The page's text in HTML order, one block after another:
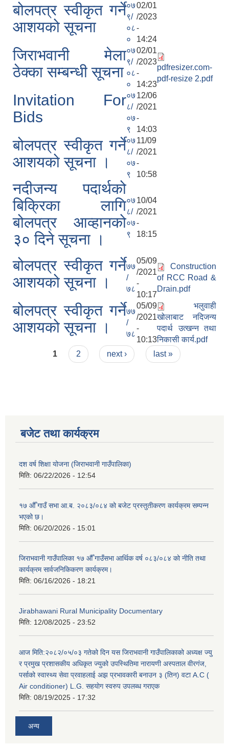
बोलपत्र स्वीकृत गर्ने
आशयको सूचना
०७
९/
०८
०
02/01
/2023
-
14:24
जिराभवानी मेला
ठेक्का सम्बन्धी सूचना
०७
९/
०८
०
02/01
/2023
-
14:23
pdfresizer.com-
pdf-resize 2.pdf
Invitation For
Bids
०७
८/
०७
९
12/06
/2021
-
14:03
बोलपत्र स्वीकृत गर्ने
आशयको सूचना ।
०७
८/
०७
९
11/09
/2021
-
10:58
नदीजन्य पदार्थको
बिक्रिका लागि
बोलपत्र आव्हानको
३० दिने सूचना ।
०७
८/
०७
९
10/04
/2021
-
18:15
बोलपत्र स्वीकृत गर्ने
आशयको सूचना ।
७७
/
७८
05/09
/2021
-
10:17
Construction
of RCC Road &
Drain.pdf
बोलपत्र स्वीकृत गर्ने
आशयको सूचना ।
७७
/
७८
05/09
/2021
-
10:13
भलुवाही
खोलाबाट नदिजन्य
पदार्थ उत्खन्न तथा
निकासी कार्य.pdf
Pages
1 2 next › last »
बजेट तथा कार्यक्रम
दश वर्ष शिक्षा योजना (जिराभवानी गाउँपालिका)
मिति: 06/22/2026 - 12:54
१७ औँ गाउँ सभा आ.ब. २०८३/०८४ को बजेट प्रस्तुतीकरण कार्यक्रम सम्पन्न
भएको छ।
मिति: 06/20/2026 - 15:01
जिराभवानी गाउँपालिका १७ औँ गाउँसभा आर्थिक वर्ष ०८३/०८४ को नीति तथा
कार्यक्रम सार्वजनिकिकरण कार्यक्रम।
मिति: 06/16/2026 - 18:21
Jirabhawani Rural Municipality Documentary
मिति: 12/08/2025 - 23:52
आज मिति:२०८२/०५/०३ गतेको दिन यस जिराभवानी गाउँपालिकाको अध्यक्ष ज्यु
र प्रमुख प्रशासकीय अधिकृत ज्युको उपस्थितिमा नारायणी अस्पताल वीरगंज,
पर्साको स्वास्थ्य सेवा प्रवाहलाई अझ प्रभावकारी बनाउन ३ (तिन) वटा A.C (
Air conditioner) L.G. सहयाेग स्वरुप उपलब्ध गराएक
मिति: 08/19/2025 - 17:32
अन्य